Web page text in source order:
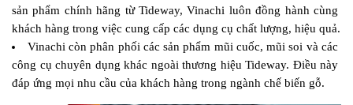
sản phẩm chính hãng từ Tideway, Vinachi luôn đồng hành cùng
khách hàng trong việc cung cấp các dụng cụ chất lượng, hiệu quả.
Vinachi còn phân phối các sản phẩm mũi cuốc, mũi soi và các
công cụ chuyên dụng khác ngoài thương hiệu Tideway. Điều này
đáp ứng mọi nhu cầu của khách hàng trong ngành chế biến gỗ.